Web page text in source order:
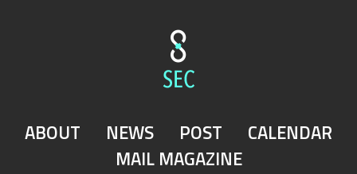
ABOUT NEWS POST
CALENDAR
MAIL MAGAZINE